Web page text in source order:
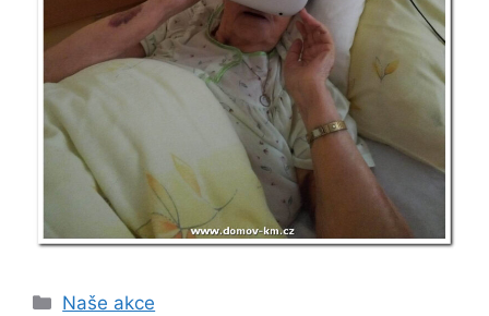
Rubriky
Naše akce